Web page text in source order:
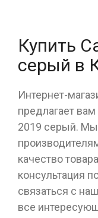
Купить
серый в
Интернет-
предлагает вам
2019 серый.
качество
консультация
связаться с
все